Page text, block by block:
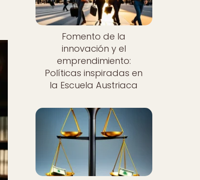
Fomento de la
innovación y el
emprendimiento:
Políticas inspiradas en
la Escuela Austriaca